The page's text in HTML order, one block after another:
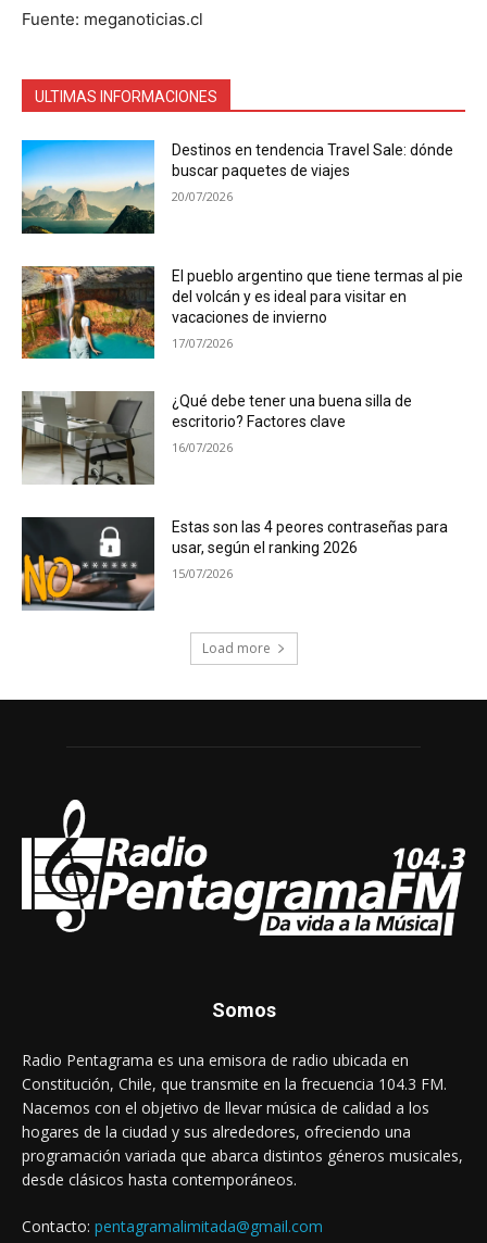
Somos
Radio Pentagrama es una emisora de radio ubicada en
Constitución, Chile, que transmite en la frecuencia 104.3 FM.
Nacemos con el objetivo de llevar música de calidad a los
hogares de la ciudad y sus alrededores, ofreciendo una
programación variada que abarca distintos géneros musicales,
desde clásicos hasta contemporáneos.
Contacto: pentagramalimitada@gmail.com